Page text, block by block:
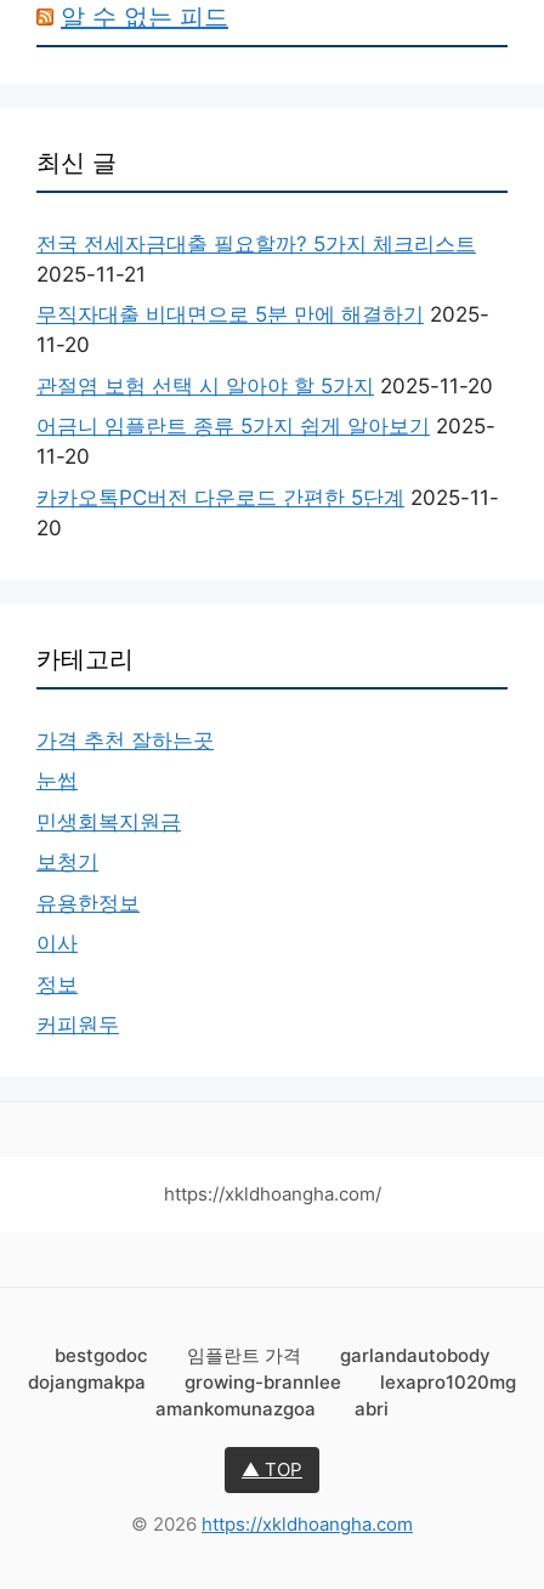
알 수 없는 피드
최신 글
전국 전세자금대출 필요할까? 5가지 체크리스트
2025-11-21
무직자대출 비대면으로 5분 만에 해결하기 2025-
11-20
관절염 보험 선택 시 알아야 할 5가지 2025-11-20
어금니 임플란트 종류 5가지 쉽게 알아보기 2025-
11-20
카카오톡PC버전 다운로드 간편한 5단계 2025-11-
20
카테고리
가격 추천 잘하는곳
눈썹
민생회복지원금
보청기
유용한정보
이사
정보
커피원두
https://xkldhoangha.com/
bestgodoc 임플란트 가격
garlandautobody
dojangmakpa
growing-brannlee
lexapro1020mg
amankomunazgoa
abri
▲ TOP
© 2026 https://xkldhoangha.com